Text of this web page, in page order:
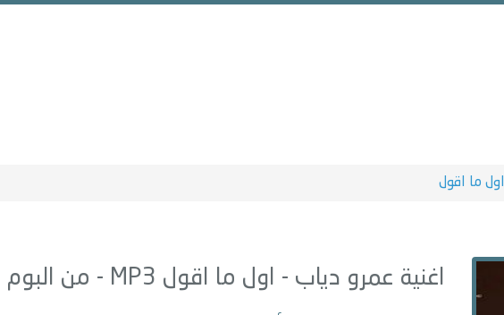
اول ما اقول
اغنية عمرو دياب - اول ما اقول